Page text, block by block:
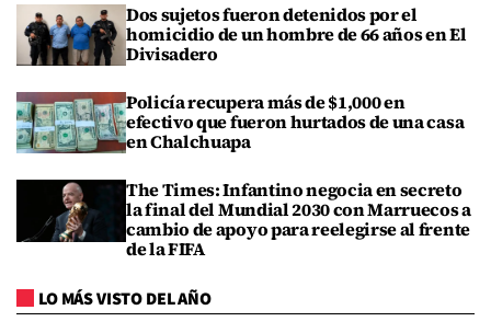
Dos sujetos fueron detenidos por el
homicidio de un hombre de 66 años en El
Divisadero
Policía recupera más de $1,000 en
efectivo que fueron hurtados de una casa
en Chalchuapa
The Times: Infantino negocia en secreto
la final del Mundial 2030 con Marruecos a
cambio de apoyo para reelegirse al frente
de la FIFA
LO MÁS VISTO DEL AÑO